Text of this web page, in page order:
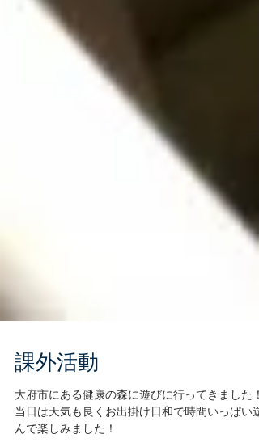
課外活動
大府市にある健康の森に遊びに行ってきました！